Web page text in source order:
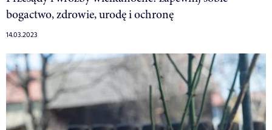
bogactwo, zdrowie, urodę i ochronę
14.03.2023